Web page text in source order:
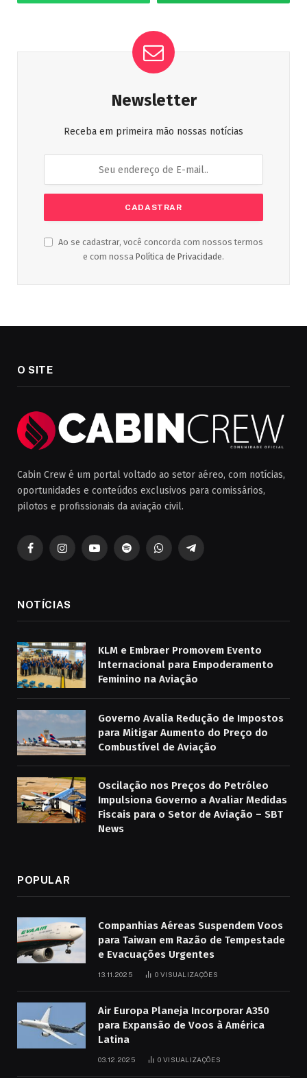
Newsletter
Receba em primeira mão nossas notícias
Ao se cadastrar, você concorda com nossos termos
e com nossa Política de Privacidade.
O SITE
Cabin Crew é um portal voltado ao setor aéreo, com notícias,
oportunidades e conteúdos exclusivos para comissários,
pilotos e profissionais da aviação civil.
FacebookInstagramYouTubeSpotifyWhatsAppTelegrama
NOTÍCIAS
KLM e Embraer Promovem Evento
Internacional para Empoderamento
Feminino na Aviação
Governo Avalia Redução de Impostos
para Mitigar Aumento do Preço do
Combustível de Aviação
Oscilação nos Preços do Petróleo
Impulsiona Governo a Avaliar Medidas
Fiscais para o Setor de Aviação – SBT
News
POPULAR
Companhias Aéreas Suspendem Voos
para Taiwan em Razão de Tempestade
e Evacuações Urgentes
13.11.2025 0 VISUALIZAÇÕES
Air Europa Planeja Incorporar A350
para Expansão de Voos à América
Latina
03.12.2025 0 VISUALIZAÇÕES